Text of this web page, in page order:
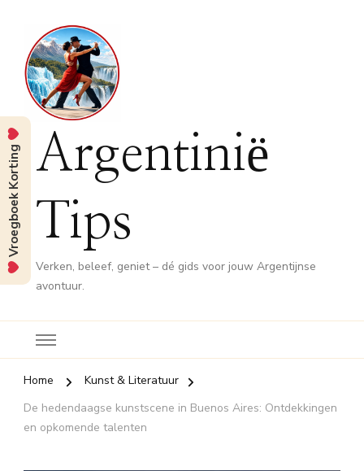
Argentinië
Tips
Verken, beleef, geniet – dé gids voor jouw Argentijnse
avontuur.
Home
Kunst & Literatuur
De hedendaagse kunstscene in Buenos Aires: Ontdekkingen
en opkomende talenten
Vroegboek Korting